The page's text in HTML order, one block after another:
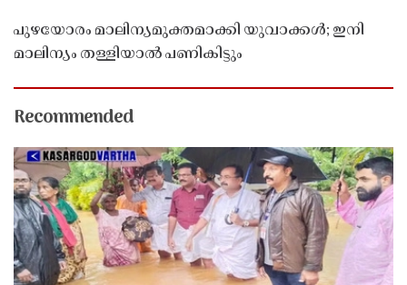
പുഴയോരം മാലിന്യമുക്തമാക്കി യുവാക്കൾ; ഇനി
മാലിന്യം തള്ളിയാൽ പണികിട്ടും
Recommended